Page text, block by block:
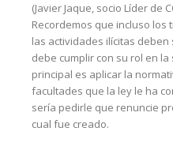
(Javier Jaque, socio Líder de
Recordemos que incluso
las actividades ilícitas deben
debe cumplir con su rol en
principal es aplicar la
facultades que la ley le ha
sería pedirle que renuncie
cual fue creado.